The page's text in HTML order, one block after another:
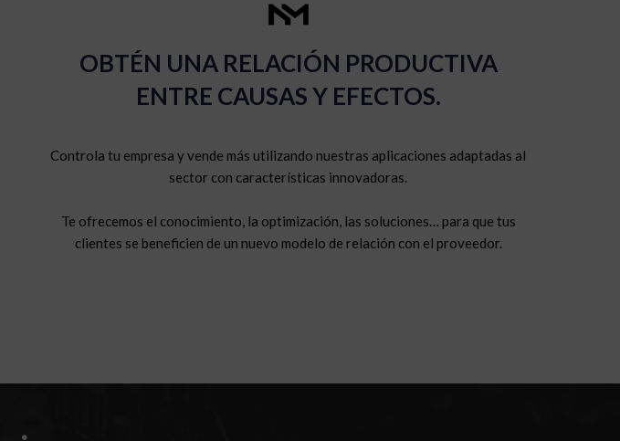
OBTÉN UNA RELACIÓN PRODUCTIVA
ENTRE CAUSAS Y EFECTOS.
Controla tu empresa y vende más utilizando nuestras aplicaciones adaptadas al
sector con características innovadoras.
Te ofrecemos el conocimiento, la optimización, las soluciones… para que tus
clientes se beneficien de un nuevo modelo de relación con el proveedor.